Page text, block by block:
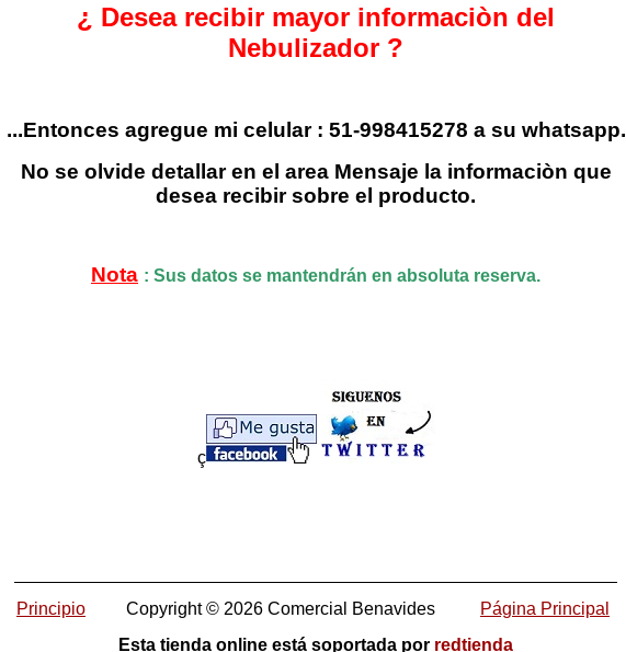
¿ Desea recibir mayor informaciòn del
Nebulizador ?
...Entonces agregue mi celular : 51-998415278 a su whatsapp.
No se olvide detallar en el area Mensaje la informaciòn que
desea recibir sobre el producto.
Nota : Sus datos se mantendrán en absoluta reserva.
ç
Principio Copyright © 2026 Comercial Benavides
Página Principal
Esta tienda online está soportada por redtienda